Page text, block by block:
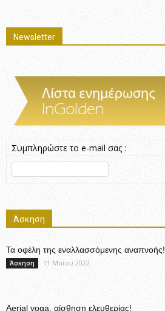
Newsletter
Συμπληρώστε το e-mail σας :
Άσκηση
Τα οφέλη της εναλλασσόμενης αναπνοής!
Άσκηση 11 Μαΐου 2022
Aerial yoga, αίσθηση ελευθερίας!